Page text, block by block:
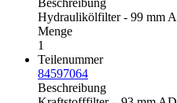
Beschreibung
Hydraulikölfilter - 99 mm
Menge
1
Teilenummer
84597064
Beschreibung